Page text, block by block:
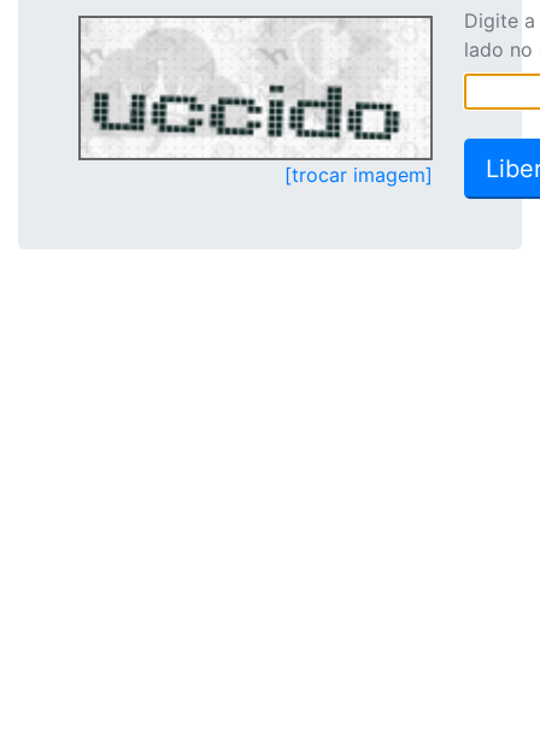
[trocar imagem]
Digite
lado no